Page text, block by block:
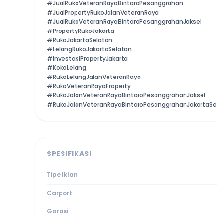
#JualRukoVeteranRayaBintaroPesanggrahan
#JualPropertyRukoJalanVeteranRaya
#JualRukoVeteranRayaBintaroPesanggrahanJaksel
#PropertyRukoJakarta
#RukoJakartaSelatan
#LelangRukoJakartaSelatan
#InvestasiPropertyJakarta
#KokoLelang
#RukoLelangJalanVeteranRaya
#RukoVeteranRayaProperty
#RukoJalanVeteranRayaBintaroPesanggrahanJaksel
SPESIFIKASI
Tipe Iklan
Carport
Garasi